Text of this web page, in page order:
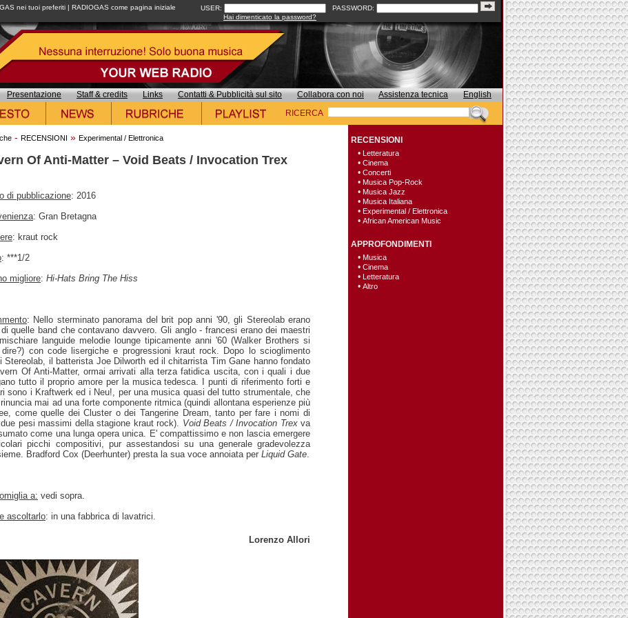
nei tuoi preferiti | RADIOGAS come pagina iniziale USER:
PASSWORD:
Hai dimenticato la password?
Presentazione Staff & credits Links Contatti & Pubblicità sul sito Collabora con noi Assistenza tecnica
English
RICERCA
- RECENSIONI » Experimental / Elettronica
Of Anti-Matter – Void Beats / Invocation Trex
di pubblicazione: 2016
: Gran Bretagna
: kraut rock
: ***1/2
migliore: Hi-Hats Bring The Hiss
: Nello sterminato panorama del brit pop anni '90, gli Stereolab erano
quelle band che contavano davvero. Gli anglo - francesi erano dei maestri
languide melodie lounge tipicamente anni '60 (Walker Brothers si
dire?) con code lisergiche e progressioni kraut rock. Dopo lo scioglimento
Stereolab, il batterista Joe Dilworth ed il chitarrista Tim Gane hanno fondato
Of Anti-Matter, ormai arrivati alla terza fatidica uscita, con i quali i due
tutto il proprio amore per la musica tedesca. I punti di riferimento forti e
sono i Kraftwerk ed i Neu!, per una musica quasi del tutto strumentale, che
mai ad una forte componente ritmica (quindi allontana esperienze più
come quelle dei Cluster o dei Tangerine Dream, tanto per fare i nomi di
pesi massimi della stagione kraut rock). Void Beats / Invocation Trexva
come una lunga opera unica. E' compattissimo e non lascia emergere
picchi compositivi, pur assestandosi su una generale gradevolezza
Bradford Cox (Deerhunter) presta la sua voce annoiata per Liquid Gate
a: vedi sopra.
ascoltarlo: in una fabbrica di lavatrici.
Lorenzo Allori
RECENSIONI
• Letteratura
• Cinema
• Concerti
• Musica Pop-Rock
• Musica Jazz
• Musica Italiana
• Experimental / Elettronica
• African American Music
APPROFONDIMENTI
• Musica
• Cinema
• Letteratura
• Altro